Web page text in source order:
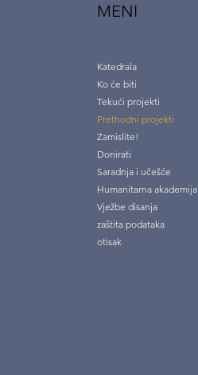
MENI
Katedrala
Ko će biti
Tekući projekti
Prethodni projekti
Zamislite!
Donirati
Saradnja i učešće
Humanitarna akademija
Vježbe disanja
zaštita podataka
otisak